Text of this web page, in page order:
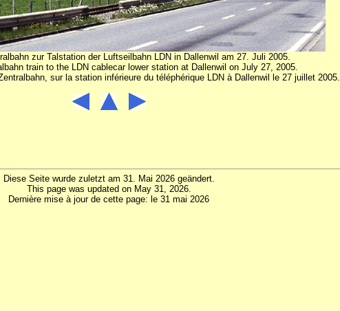
zur Talstation der Luftseilbahn LDN in Dallenwil am 27. Juli 2005.
train to the LDN cablecar lower station at Dallenwil on July 27, 2005.
sur la station inférieure du téléphérique LDN à Dallenwil le 27 juillet 2005.
Diese Seite wurde zuletzt am 31. Mai 2026 geändert.
This page was updated on May 31, 2026.
Dernière mise à jour de cette page: le 31 mai 2026